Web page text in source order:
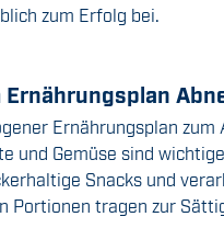
zum Erfolg bei.
Ernährungsplan
Ernährungsplan
und Gemüse sind
Snacks und
Portionen tragen zur